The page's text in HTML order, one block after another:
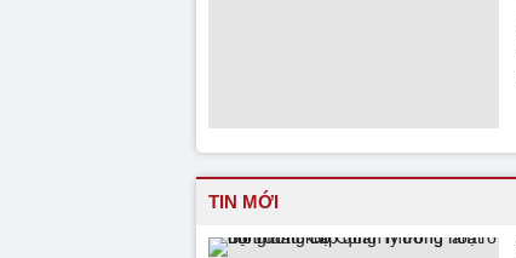
TIN MỚI